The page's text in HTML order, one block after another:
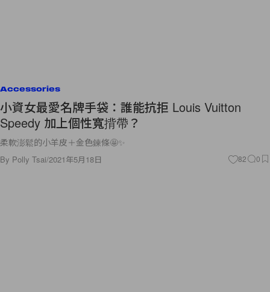
Accessories
小資女最愛名牌手袋：誰能抗拒 Louis Vuitton
Speedy 加上個性寬揹帶？
柔軟澎鬆的小羊皮＋金色鍊條🤩✨
By Polly Tsai/2021年5月18日 82 0